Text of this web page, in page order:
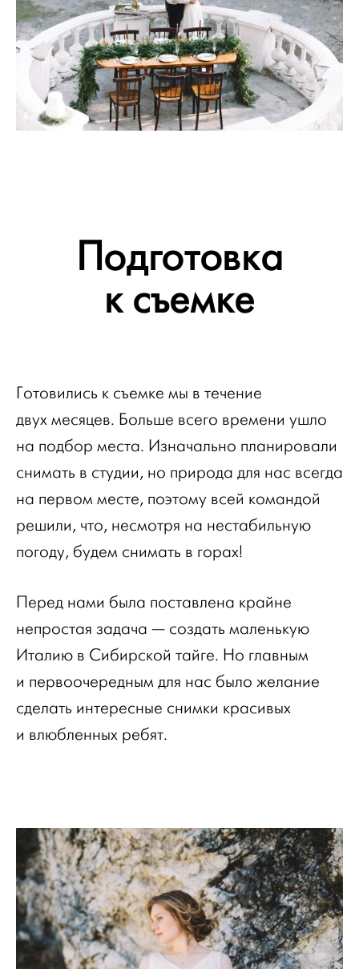
Подготовка
к съемке
Готовились к съемке мы в течение
двух месяцев. Больше всего времени ушло
на подбор места. Изначально планировали
снимать в студии, но природа для нас всегда
на первом месте, поэтому всей командой
решили, что, несмотря на нестабильную
погоду, будем снимать в горах!
Перед нами была поставлена крайне
непростая задача — создать маленькую
Италию в Сибирской тайге. Но главным
и первоочередным для нас было желание
сделать интересные снимки красивых
и влюбленных ребят.